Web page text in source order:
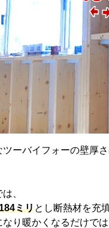
ツーバイフォーの壁厚
、
ミリとし断熱材を充
なり暖かくなるだけで